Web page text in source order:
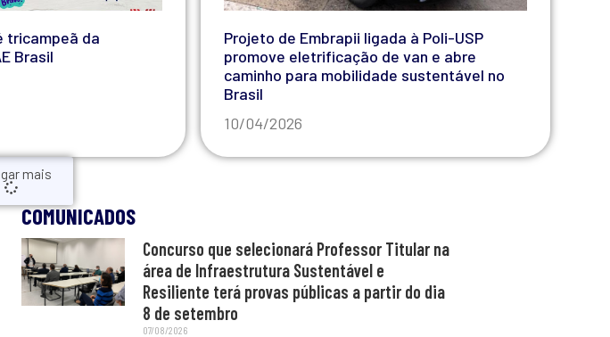
tricampeã da
Brasil
Projeto de Embrapii ligada à Poli-USP
promove eletrificação de van e abre
caminho para mobilidade sustentável no
Brasil
10/04/2026
mais
COMUNICADOS
Concurso que selecionará Professor Titular na
área de Infraestrutura Sustentável e
Resiliente terá provas públicas a partir do dia
8 de setembro
07/08/2026